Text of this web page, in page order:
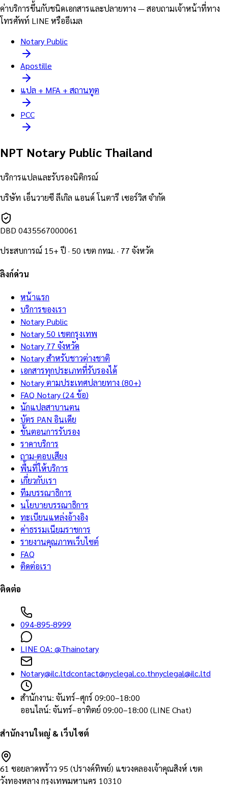
ค่าบริการขึ้นกับชนิดเอกสารและปลายทาง — สอบถามเจ้าหน้าที่ทาง
โทรศัพท์ LINE หรืออีเมล
Notary Public
Apostille
แปล + MFA + สถานทูต
PCC
NPT Notary Public Thailand
บริการแปลและรับรองนิติกรณ์
บริษัท เอ็นวายซี ลีเกิล แอนด์ โนตารี เซอร์วิส จำกัด
DBD 0435567000061
ประสบการณ์ 15+ ปี · 50 เขต กทม. · 77 จังหวัด
ลิงก์ด่วน
หน้าแรก
บริการของเรา
Notary Public
Notary 50 เขตกรุงเทพ
Notary 77 จังหวัด
Notary สำหรับชาวต่างชาติ
เอกสารทุกประเภทที่รับรองได้
Notary ตามประเทศปลายทาง (80+)
FAQ Notary (24 ข้อ)
นักแปลสาบานตน
บัตร PAN อินเดีย
ขั้นตอนการรับรอง
ราคาบริการ
ถาม-ตอบเสียง
พื้นที่ให้บริการ
เกี่ยวกับเรา
ทีมบรรณาธิการ
นโยบายบรรณาธิการ
ทะเบียนแหล่งอ้างอิง
ค่าธรรมเนียมราชการ
รายงานคุณภาพเว็บไซต์
FAQ
ติดต่อเรา
ติดต่อ
094-895-8999
LINE OA: @Thainotary
Notary@ilc.ltdcontact@nyclegal.co.thnyclegal@ilc.ltd
สำนักงาน: จันทร์–ศุกร์ 09:00–18:00
ออนไลน์: จันทร์–อาทิตย์ 09:00–18:00 (LINE Chat)
สำนักงานใหญ่ & เว็บไซต์
61 ซอยลาดพร้าว 95 (ปรางค์ทิพย์) แขวงคลองเจ้าคุณสิงห์ เขต
วังทองหลาง กรุงเทพมหานคร 10310